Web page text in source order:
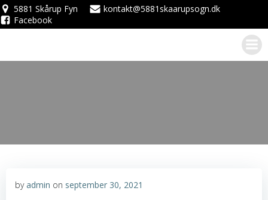
Videre
5881 Skårup Fyn
kontakt@5881skaarupsogn.dk
Facebook
byadmin on september 30, 2021